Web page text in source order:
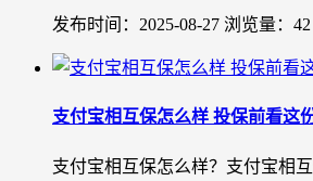
发布时间：2025-08-27 浏览量：42
支付宝相互保怎么样 投保前看这
支付宝相互保怎么样？支付宝相